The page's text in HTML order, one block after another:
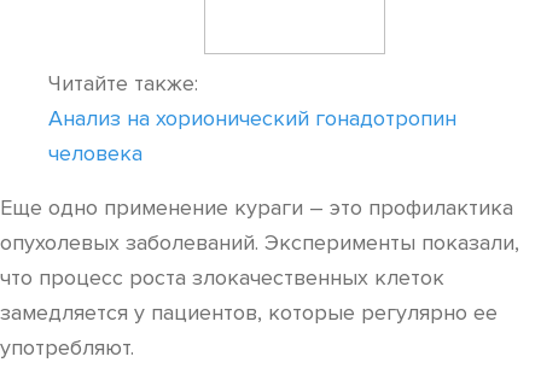
Читайте также:
Анализ на хорионический гонадотропин
человека
Еще одно применение кураги – это профилактика
опухолевых заболеваний. Эксперименты показали,
что процесс роста злокачественных клеток
замедляется у пациентов, которые регулярно ее
употребляют.